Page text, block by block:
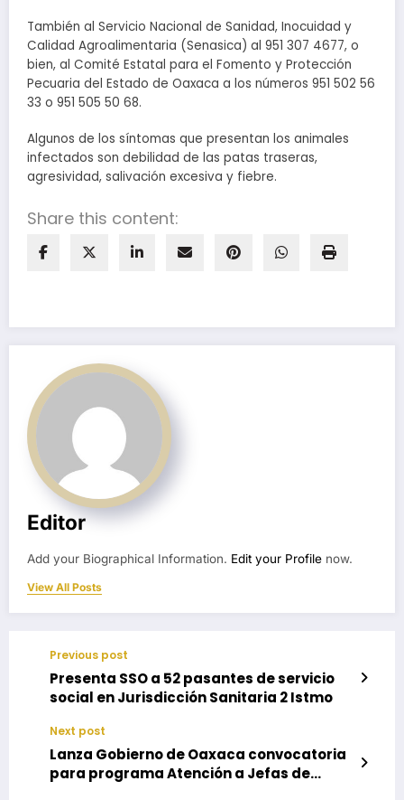
También al Servicio Nacional de Sanidad, Inocuidad y
Calidad Agroalimentaria (Senasica) al 951 307 4677, o
bien, al Comité Estatal para el Fomento y Protección
Pecuaria del Estado de Oaxaca a los números 951 502 56
33 o 951 505 50 68.
Algunos de los síntomas que presentan los animales
infectados son debilidad de las patas traseras,
agresividad, salivación excesiva y fiebre.
Share this content:
Editor
Add your Biographical Information. Edit your Profile now.
View All Posts
Previous post
Presenta SSO a 52 pasantes de servicio
social en Jurisdicción Sanitaria 2 Istmo
Next post
Lanza Gobierno de Oaxaca convocatoria
para programa Atención a Jefas de